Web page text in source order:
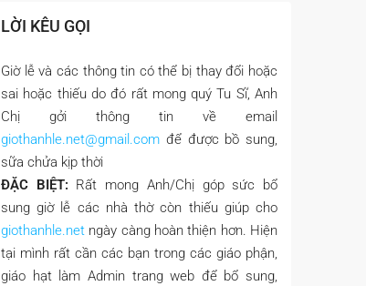
LỜI KÊU GỌI
Giờ lễ và các thông tin có thể bị thay đổi hoặc
sai hoặc thiếu do đó rất mong quý Tu Sĩ, Anh
Chị gởi thông tin về email
giothanhle.net@gmail.com để được bồ sung,
sữa chửa kịp thời
ĐẶC BIỆT: Rất mong Anh/Chị góp sức bổ
sung giờ lễ các nhà thờ còn thiếu giúp cho
giothanhle.net ngày càng hoàn thiện hơn. Hiện
tại mình rất cần các bạn trong các giáo phận,
giáo hạt làm Admin trang web để bổ sung,